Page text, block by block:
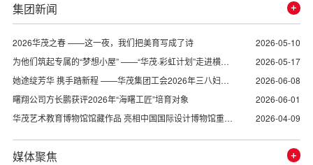
集团新闻
2026-05-10
2026华茂之春 ——这一夜，我们把美育写成了诗
2026-05-17
为他们筑起专属的“梦想小屋” ——“华茂·彩虹计划”走进横
街，用爱点亮困境儿童的成长之光
2026-06-08
她途绽芳华 携手踏新程 ——华茂集团工会2026年三八妇女
节主题团建凝聚“她”力量
2026-06-01
曙翔公司方长鹏获评2026年“海曙工匠”培育对象
2026-04-09
华茂艺术教育博物馆馆藏作品 亮相中国国际设计博物馆重磅
大展
媒体聚焦